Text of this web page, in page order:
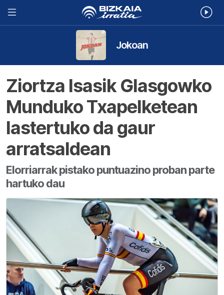
Jokoan
Ziortza Isasik Glasgowko
Munduko Txapelketean
lastertuko da gaur
arratsaldean
Elorriarrak pistako puntuazino proban parte
hartuko dau